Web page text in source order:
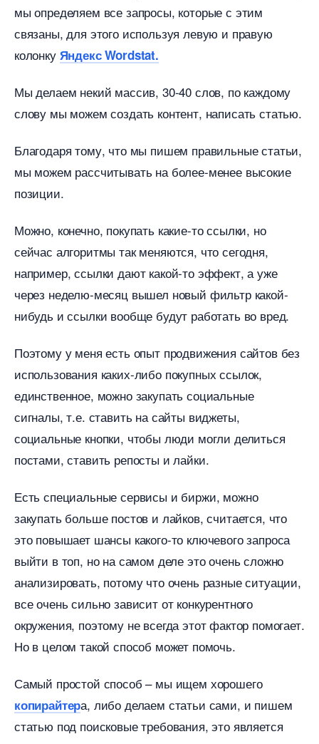
мы определяем все запросы, которые с этим
связаны, для этого используя левую и правую
колонку Яндекс Wordstat.
Мы делаем некий массив, 30-40 слов, по каждому
слову мы можем создать контент, написать статью.
Благодаря тому, что мы пишем правильные статьи,
мы можем рассчитывать на более-менее высокие
позиции.
Можно, конечно, покупать какие-то ссылки, но
сейчас алгоритмы так меняются, что сегодня,
например, ссылки дают какой-то эффект, а уже
через неделю-месяц вышел новый фильтр какой-
нибудь и ссылки вообще будут работать во вред.
Поэтому у меня есть опыт продвижения сайтов без
использования каких-либо покупных ссылок,
единственное, можно закупать социальные
сигналы, т.е. ставить на сайты виджеты,
социальные кнопки, чтобы люди могли делиться
постами, ставить репосты и лайки.
Есть специальные сервисы и биржи, можно
закупать больше постов и лайков, считается, что
это повышает шансы какого-то ключевого запроса
ыйти в топ, но на самом деле это очень сложно
анализировать, потому что очень разные ситуации,
се очень сильно зависит от конкурентного
окружения, поэтому не всегда этот фактор помогает.
Но в целом такой способ может помочь.
Самый простой способ – мы ищем хорошего
копирайтера, либо делаем статьи сами, и пишем
статью под поисковые требования, это является